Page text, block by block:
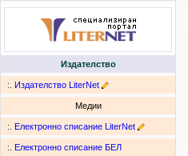
Издателство
:. Издателство LiterNet
Медии
:. Електронно списание LiterNet
:. Електронно списание БЕЛ